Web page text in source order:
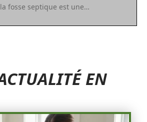
fosse septique est une…
EN